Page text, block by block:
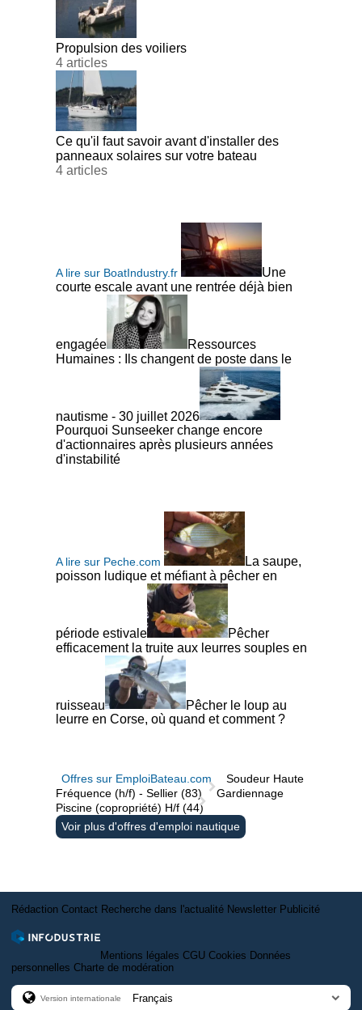
Propulsion des voiliers
4 articles
Ce qu'il faut savoir avant d'installer des
panneaux solaires sur votre bateau
4 articles
A lire sur BoatIndustry.fr
Une
courte escale avant une rentrée déjà bien
engagée
Ressources
Humaines : Ils changent de poste dans le
nautisme - 30 juillet 2026
Pourquoi Sunseeker change encore
d'actionnaires après plusieurs années
d'instabilité
A lire sur Peche.com
La saupe,
poisson ludique et méfiant à pêcher en
période estivale
Pêcher
efficacement la truite aux leurres souples en
ruisseau
Pêcher le loup au
leurre en Corse, où quand et comment ?
Offres sur EmploiBateau.com
Soudeur Haute
Fréquence (h/f) - Sellier (83)
Gardiennage
Piscine (copropriété) H/f (44)
Voir plus d'offres d'emploi nautique
Rédaction Contact Recherche dans l'actualité Newsletter Publicité
Mentions légales CGU Cookies Données
personnelles Charte de modération
Version internationale